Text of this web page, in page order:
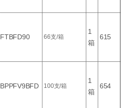
FTBFD90 66支/箱
1
箱
615
BPPFV9BFD 100支/箱
1
箱
654